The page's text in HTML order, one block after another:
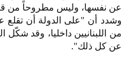
عن نفسها، وليس مطروحاً من
وشدد أن "على الدولة أن تقلع
من اللبنانيين داخليا، وقد
عن كل ذلك".